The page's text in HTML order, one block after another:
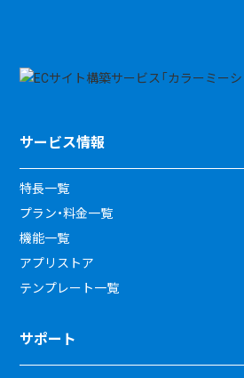
サービス情報
特長一覧
プラン・料金一覧
機能一覧
アプリストア
テンプレート一覧
サポート